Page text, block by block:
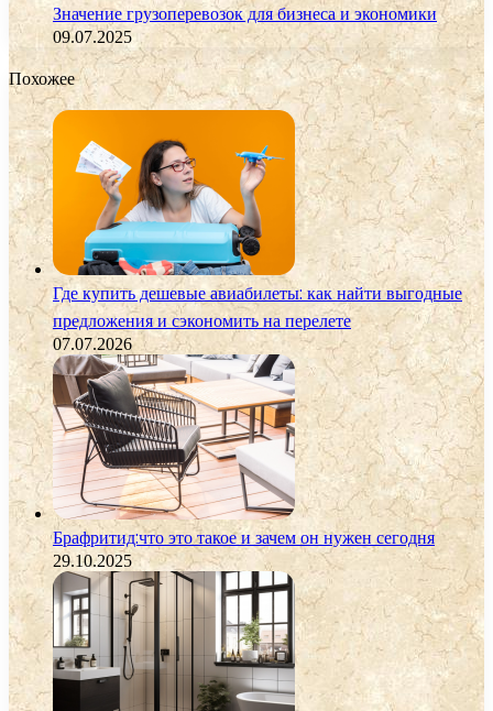
Значение грузоперевозок для бизнеса и экономики
09.07.2025
Похожее
Где купить дешевые авиабилеты: как найти выгодные
предложения и сэкономить на перелете
07.07.2026
Брафритид:что это такое и зачем он нужен сегодня
29.10.2025